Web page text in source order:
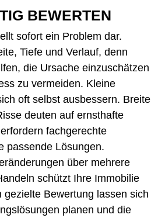
BEWERTEN
sofort ein Problem dar.
Tiefe und Verlauf, denn
die Ursache einzuschätzen
zu vermeiden. Kleine
oft selbst ausbessern. Breite
deuten auf ernsthafte
fachgerechte
passende Lösungen.
über mehrere
schützt Ihre Immobilie
gezielte Bewertung lassen sich
planen und die